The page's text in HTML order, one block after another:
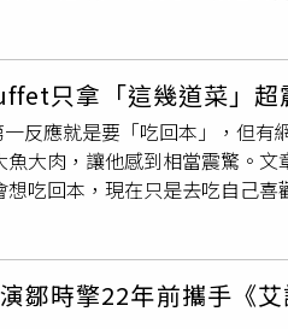
確認雙方關係，並要求成年
住，避免衍生後續爭議。不少
任職的汽車旅館規定而言，
她解釋，最主要是為了避免
警車停在旅館門口，容易讓
臨時取消，對旅館商譽及營
警政系統，沒有權限查詢民
，就只能依法拒絕辦理入住
引發熱烈討論，不少網友表
「以前一直以為只是住宿有限
嚴格，但認為業者落實查驗證
自今年7月才開始跑外送，迄
了」。貼文曝光後，吸引超過
相聚」、「相信國巨，公園相
兄弟這單
小費穩給你」、「別
悟了，買國巨同時要買UBER
瞭，多派幾張單給他吧」、「
，我也不會客訴你，我懂這
第二趟，該不會…」。據了解
月1日達到歷史高點1220元，
只拿「這幾道菜」
反應就是要「吃回本」，但有
大肉，讓他感到相當震驚。
吃回本，現在只是去吃自己
己坐在角落吃飯，默默吃著
。貼文曝光後，許多鄉民紛紛
己所有想吃的東西，不必在好
可能只是逛街逛累了想找地方
演鄒時擎22年前攜手